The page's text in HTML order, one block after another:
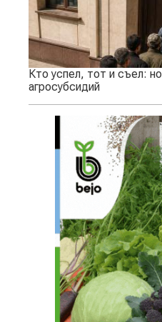
Кто успел, тот и съел:
агросубсидий